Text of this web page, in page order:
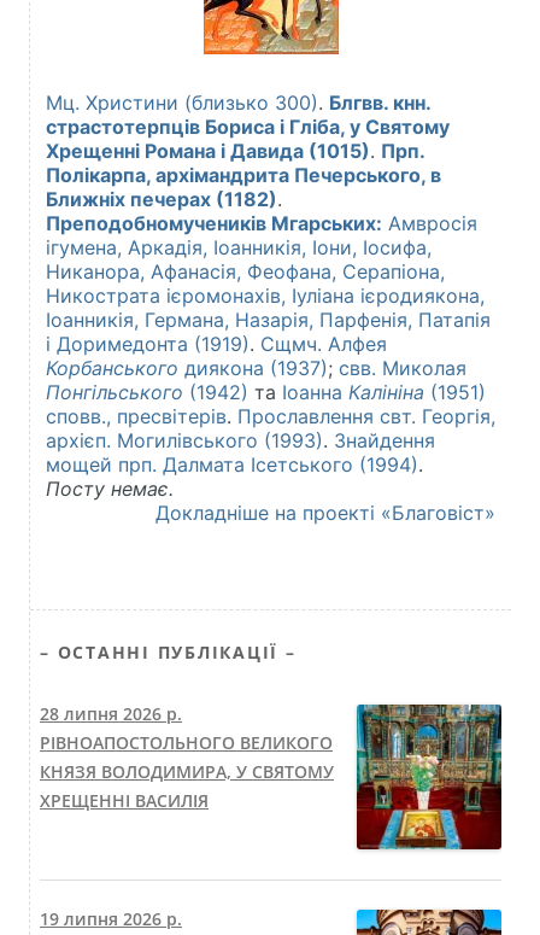
– ОСТАННІ ПУБЛІКАЦІЇ –
28 липня 2026 р.
РІВНОАПОСТОЛЬНОГО ВЕЛИКОГО
КНЯЗЯ ВОЛОДИМИРА, У СВЯТОМУ
ХРЕЩЕННІ ВАСИЛІЯ
19 липня 2026 р.